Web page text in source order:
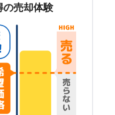
の売却体験